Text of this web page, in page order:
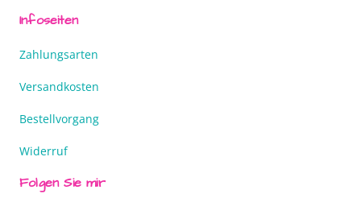
Infoseiten
Zahlungsarten
Versandkosten
Bestellvorgang
Widerruf
Folgen Sie mir